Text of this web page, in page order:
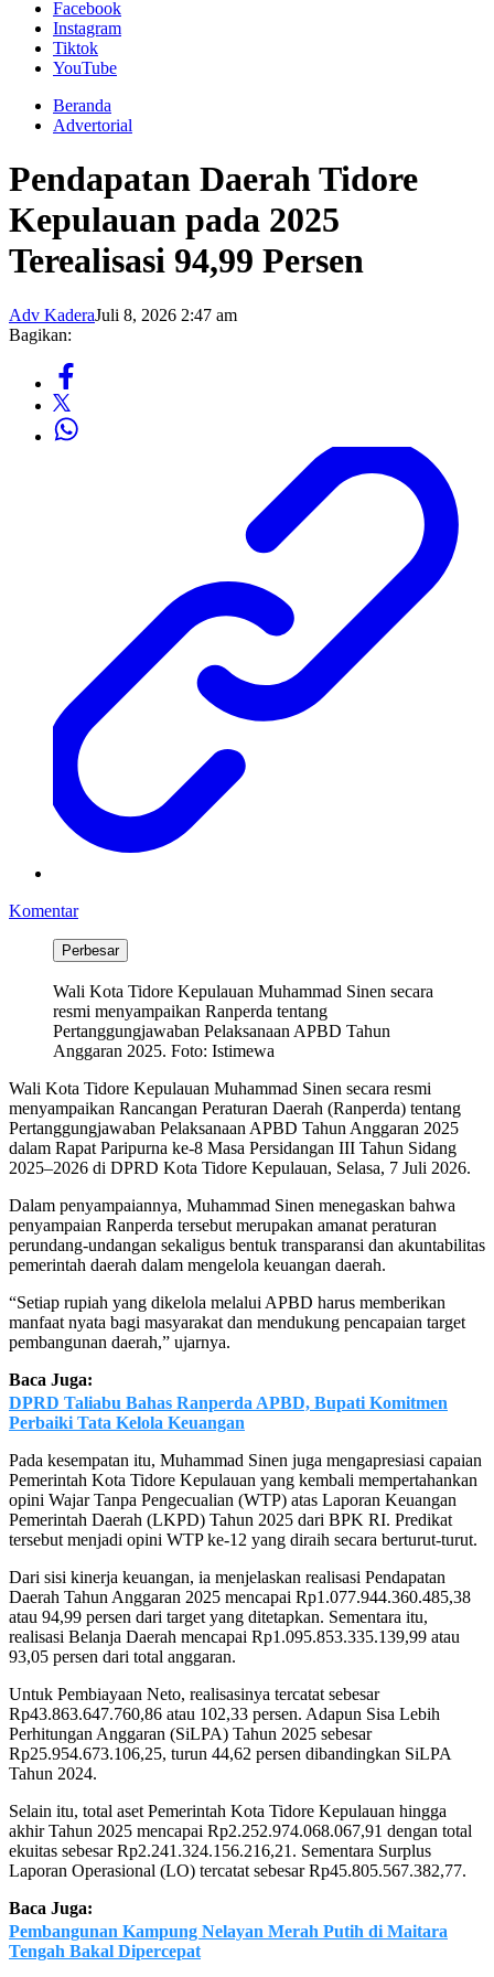
Facebook
Instagram
Tiktok
YouTube
Beranda
Advertorial
Pendapatan Daerah Tidore
Kepulauan pada 2025
Terealisasi 94,99 Persen
Adv KaderaJuli 8, 2026 2:47 am
Bagikan:
Komentar
Perbesar
Wali Kota Tidore Kepulauan Muhammad Sinen secara
resmi menyampaikan Ranperda tentang
Pertanggungjawaban Pelaksanaan APBD Tahun
Anggaran 2025. Foto: Istimewa
Wali Kota Tidore Kepulauan Muhammad Sinen secara resmi
menyampaikan Rancangan Peraturan Daerah (Ranperda) tentang
Pertanggungjawaban Pelaksanaan APBD Tahun Anggaran 2025
dalam Rapat Paripurna ke-8 Masa Persidangan III Tahun Sidang
2025–2026 di DPRD Kota Tidore Kepulauan, Selasa, 7 Juli 2026.
Dalam penyampaiannya, Muhammad Sinen menegaskan bahwa
penyampaian Ranperda tersebut merupakan amanat peraturan
perundang-undangan sekaligus bentuk transparansi dan akuntabilitas
pemerintah daerah dalam mengelola keuangan daerah.
“Setiap rupiah yang dikelola melalui APBD harus memberikan
manfaat nyata bagi masyarakat dan mendukung pencapaian target
pembangunan daerah,” ujarnya.
Baca Juga:
DPRD Taliabu Bahas Ranperda APBD, Bupati Komitmen
Perbaiki Tata Kelola Keuangan
Pada kesempatan itu, Muhammad Sinen juga mengapresiasi capaian
Pemerintah Kota Tidore Kepulauan yang kembali mempertahankan
opini Wajar Tanpa Pengecualian (WTP) atas Laporan Keuangan
Pemerintah Daerah (LKPD) Tahun 2025 dari BPK RI. Predikat
tersebut menjadi opini WTP ke-12 yang diraih secara berturut-turut.
Dari sisi kinerja keuangan, ia menjelaskan realisasi Pendapatan
Daerah Tahun Anggaran 2025 mencapai Rp1.077.944.360.485,38
atau 94,99 persen dari target yang ditetapkan. Sementara itu,
realisasi Belanja Daerah mencapai Rp1.095.853.335.139,99 atau
93,05 persen dari total anggaran.
Untuk Pembiayaan Neto, realisasinya tercatat sebesar
Rp43.863.647.760,86 atau 102,33 persen. Adapun Sisa Lebih
Perhitungan Anggaran (SiLPA) Tahun 2025 sebesar
Rp25.954.673.106,25, turun 44,62 persen dibandingkan SiLPA
Tahun 2024.
Selain itu, total aset Pemerintah Kota Tidore Kepulauan hingga
akhir Tahun 2025 mencapai Rp2.252.974.068.067,91 dengan total
ekuitas sebesar Rp2.241.324.156.216,21. Sementara Surplus
Laporan Operasional (LO) tercatat sebesar Rp45.805.567.382,77.
Baca Juga:
Pembangunan Kampung Nelayan Merah Putih di Maitara
Tengah Bakal Dipercepat